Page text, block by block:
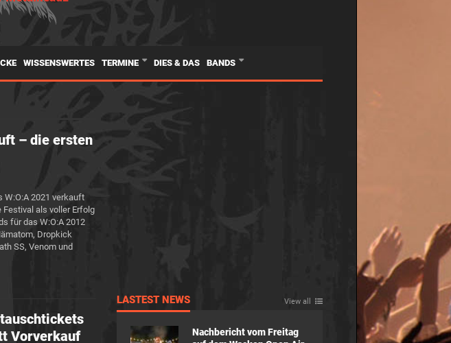
WISSENSWERTES TERMINE DIES & DAS BANDS
– die ersten
W:O:A 2021 verkauft
als voller Erfolg
für das W:O:A 2012
Dropkick
SS, Venom und
Vorverkauf
LASTEST NEWS View all
Nachbericht vom Freitag